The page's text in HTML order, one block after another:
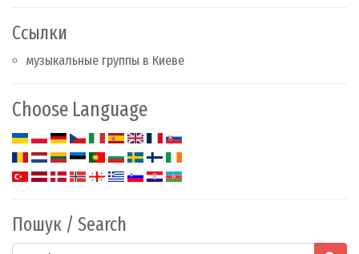
Ссылки
музыкальные группы в Киеве
Choose Language
Пошук / Search